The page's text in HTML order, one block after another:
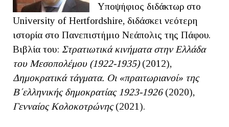
Υποψήφιος διδάκτωρ στο
University of Hertfordshire, διδάσκει νεότερη
ιστορία στο Πανεπιστήμιο Νεάπολις της Πάφου.
Βιβλία του: Στρατιωτικά κινήματα στην Ελλάδα
του Μεσοπολέμου (1922-1935)(2012),
Δημοκρατικά τάγματα. Οι «πραιτωριανοί» της
Β΄ελληνικής δημοκρατίας 1923-1926(2020),
Γενναίος Κολοκοτρώνης(2021).